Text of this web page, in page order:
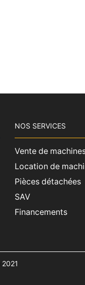
NOS SERVICES
Vente de
Location de
Pièces détachées
SAV
Financements
2021